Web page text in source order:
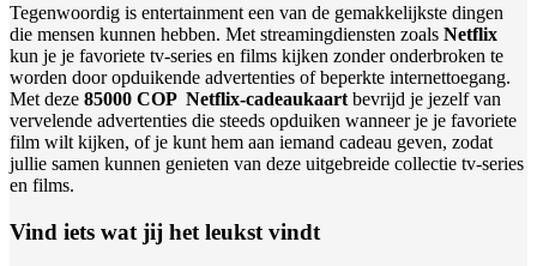
Tegenwoordig is entertainment een van de gemakkelijkste dingen
die mensen kunnen hebben. Met streamingdiensten zoals Netflix
kun je je favoriete tv-series en films kijken zonder onderbroken te
worden door opduikende advertenties of beperkte internettoegang.
Met deze 85000 COP Netflix-cadeaukaart bevrijd je jezelf van
vervelende advertenties die steeds opduiken wanneer je je favoriete
film wilt kijken, of je kunt hem aan iemand cadeau geven, zodat
jullie samen kunnen genieten van deze uitgebreide collectie tv-series
en films.
Vind iets wat jij het leukst vindt